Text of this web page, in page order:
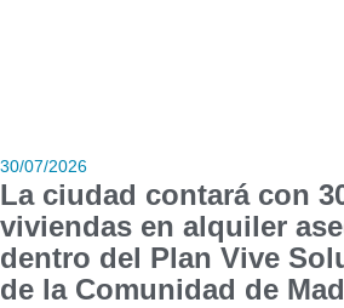
30/07/2026
La ciudad contará con
viviendas en alquiler
dentro del Plan Vive
de la Comunidad de